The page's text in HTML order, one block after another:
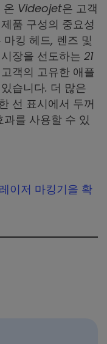
온 Videojet은 고객
품 구성의 중요성
킹 헤드, 렌즈 및
장을 선도하는 21
객의 고유한 애플
습니다. 더 많은
선 표시에서 두꺼
를 사용할 수 있
레이저 마킹기을 확